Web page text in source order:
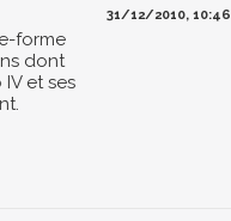
forme
dont
et ses
31/12/2010, 10:46